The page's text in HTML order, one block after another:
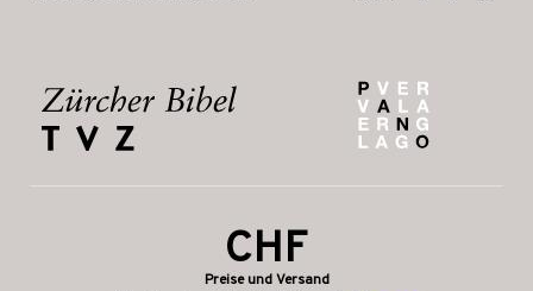
CHF
Preise und Versand